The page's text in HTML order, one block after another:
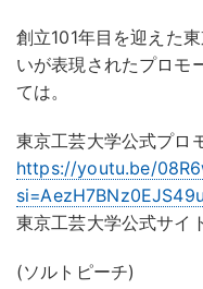
創立101年目を迎えた
いが表現されたプロモ
ては。
東京工芸大学公式プロ
https://youtu.be/
東京工芸大学公式サイ
(ソルトピーチ)